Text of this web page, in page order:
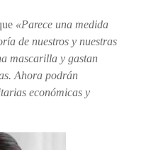
«Parece una medida
de nuestros y nuestras
mascarilla y gastan
Ahora podrán
económicas y